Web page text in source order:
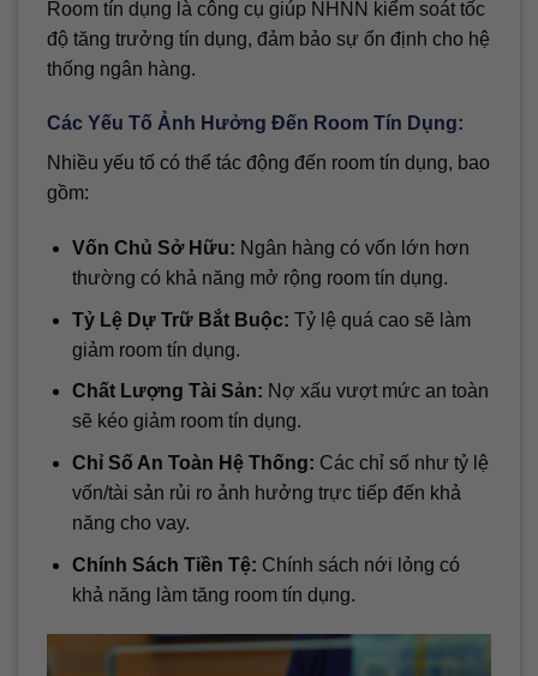
Room tín dụng là công cụ giúp NHNN kiểm soát tốc
độ tăng trưởng tín dụng, đảm bảo sự ổn định cho hệ
thống ngân hàng.
Các Yếu Tố Ảnh Hưởng Đến Room Tín Dụng:
Nhiều yếu tố có thể tác động đến room tín dụng, bao
gồm:
Vốn Chủ Sở Hữu: Ngân hàng có vốn lớn hơn
thường có khả năng mở rộng room tín dụng.
Tỷ Lệ Dự Trữ Bắt Buộc: Tỷ lệ quá cao sẽ làm
giảm room tín dụng.
Chất Lượng Tài Sản: Nợ xấu vượt mức an toàn
sẽ kéo giảm room tín dụng.
Chỉ Số An Toàn Hệ Thống: Các chỉ số như tỷ lệ
vốn/tài sản rủi ro ảnh hưởng trực tiếp đến khả
năng cho vay.
Chính Sách Tiền Tệ: Chính sách nới lỏng có
khả năng làm tăng room tín dụng.